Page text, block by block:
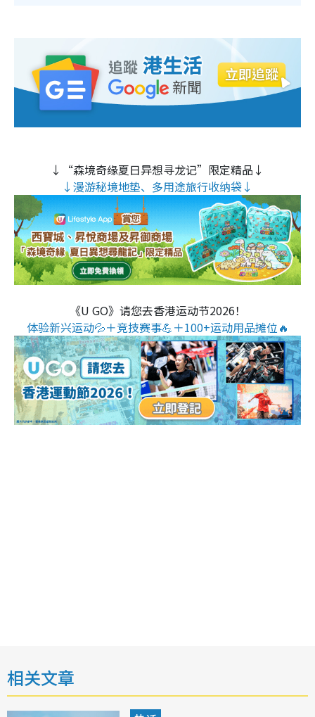
↓“森境奇缘夏日异想寻龙记”限定精品↓
↓漫游秘境地垫、多用途旅行收纳袋↓
《U GO》请您去香港运动节2026！
体验新兴运动💦＋竞技赛事💪＋100+运动用品摊位🔥
相关文章